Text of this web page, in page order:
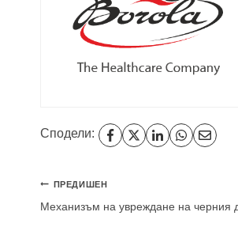
Сподели:
Навигация
ПРЕДИШЕН
Механизъм на увреждане на черния